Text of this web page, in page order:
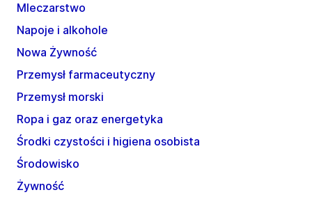
Mleczarstwo
Napoje i alkohole
Nowa Żywność
Przemysł farmaceutyczny
Przemysł morski
Ropa i gaz oraz energetyka
Środki czystości i higiena osobista
Środowisko
Żywność